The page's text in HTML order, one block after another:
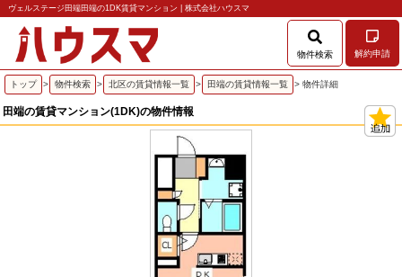
ヴェルステージ田端田端の1DK賃貸マンション | 株式会社ハウスマ
物件検索 解約申請
トップ > 物件検索 > 北区の賃貸情報一覧 > 田端の賃貸情報一覧 > 物件詳細
田端の賃貸マンション(1DK)の物件情報